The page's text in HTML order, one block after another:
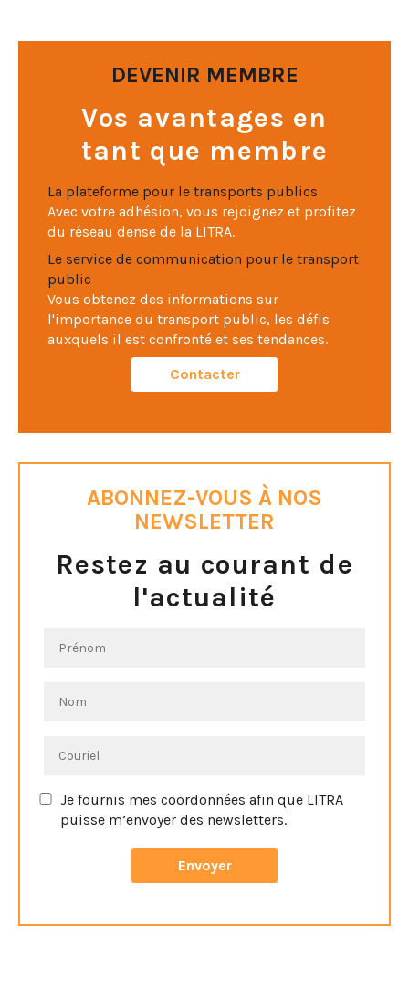
DEVENIR MEMBRE
Vos avantages en
tant que membre
La plateforme pour le transports publics
Avec votre adhésion, vous rejoignez et profitez
du réseau dense de la LITRA.
Le service de communication pour le transport
public
Vous obtenez des informations sur
l'importance du transport public, les défis
auxquels il est confronté et ses tendances.
Contacter
ABONNEZ-VOUS À NOS
NEWSLETTER
Restez au courant de
l'actualité
Je fournis mes coordonnées afin que LITRA
puisse m’envoyer des newsletters.
sur le lien de désinscription dans le bas de page de notre